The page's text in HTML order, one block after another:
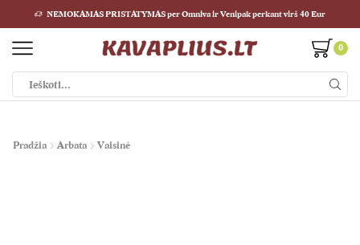
NEMOKAMAS PRISTATYMAS per Omniva ir Venipak perkant virš 40 Eur
0
Pradžia Arbata Vaisinė